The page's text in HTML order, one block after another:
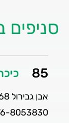
סניפים
על סניף 85 - כיכר רבין
85
אבן גבירול 66/68 תל אביב יפו
8053830